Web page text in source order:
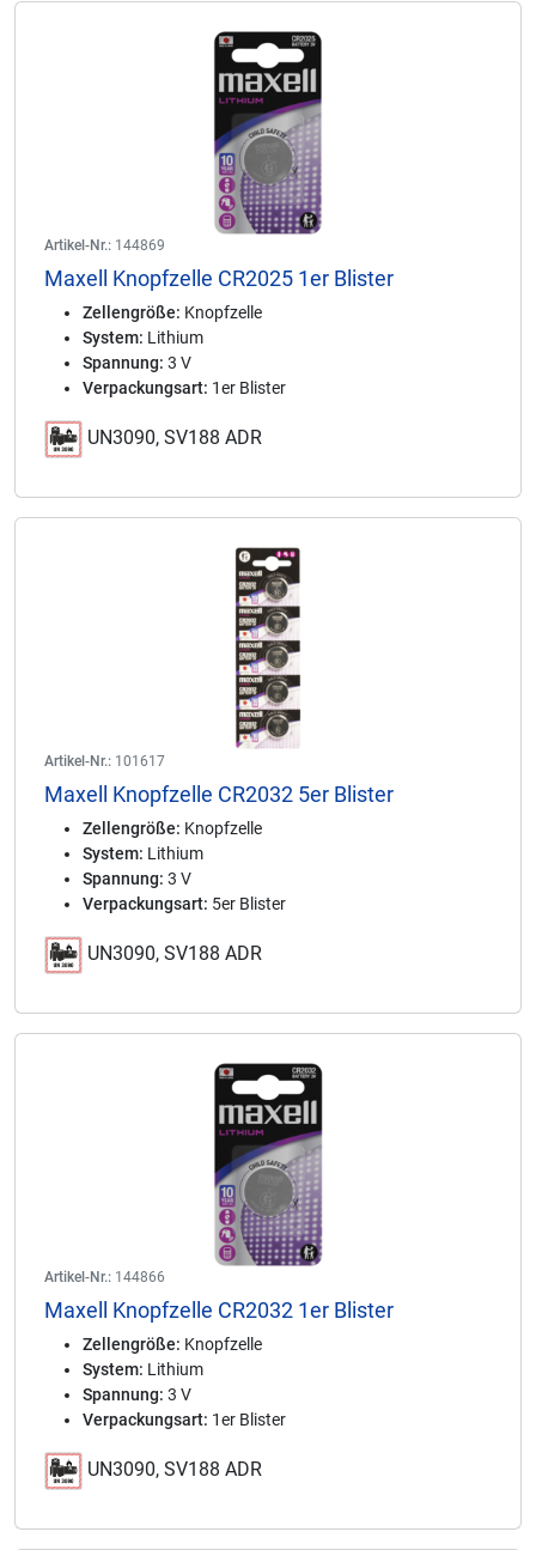
Artikel-Nr.: 144869
Maxell Knopfzelle CR2025 1er Blister
Zellengröße: Knopfzelle
System: Lithium
Spannung: 3 V
Verpackungsart: 1er Blister
UN3090, SV188 ADR
Artikel-Nr.: 101617
Maxell Knopfzelle CR2032 5er Blister
Zellengröße: Knopfzelle
System: Lithium
Spannung: 3 V
Verpackungsart: 5er Blister
UN3090, SV188 ADR
Artikel-Nr.: 144866
Maxell Knopfzelle CR2032 1er Blister
Zellengröße: Knopfzelle
System: Lithium
Spannung: 3 V
Verpackungsart: 1er Blister
UN3090, SV188 ADR